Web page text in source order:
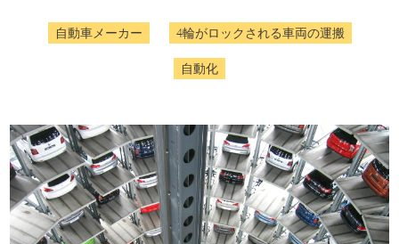
自動車メーカー 4輪がロックされる車両の運搬
自動化